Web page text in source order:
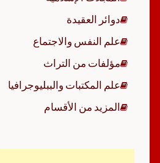
دوائر العقيدة
علم النفس والاجتماع
مؤلفات من التراث
علم المكتبات والببليوجرافيا
المزيد من الأقسام